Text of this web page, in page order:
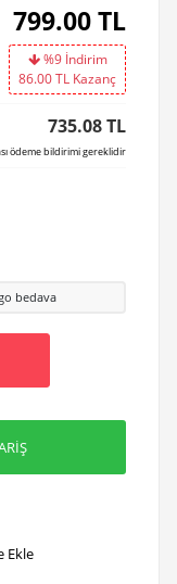
799.00TL
%9 İndirim
86.00TL Kazanç
735.08 TL
ödeme bildirimi gereklidir
bedava
Ekle